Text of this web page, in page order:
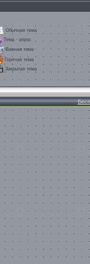
Обычная тема
Тема - опрос
Важная тема
Горячая тема
Закрытая тема